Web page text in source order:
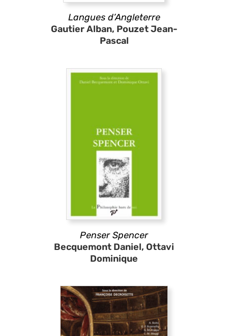
Langues d’Angleterre
Gautier Alban, Pouzet Jean-
Pascal
Penser Spencer
Becquemont Daniel, Ottavi
Dominique